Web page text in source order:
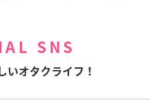
SNS
いオタクライフ！